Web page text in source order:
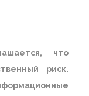
что
риск.